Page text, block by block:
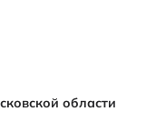
области